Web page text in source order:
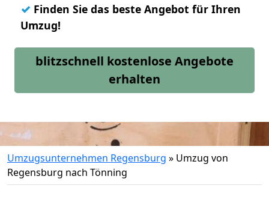
✓ Finden Sie das beste Angebot für Ihren
Umzug!
blitzschnell kostenlose Angebote
erhalten
Umzugsunternehmen Regensburg » Umzug von
Regensburg nach Tönning